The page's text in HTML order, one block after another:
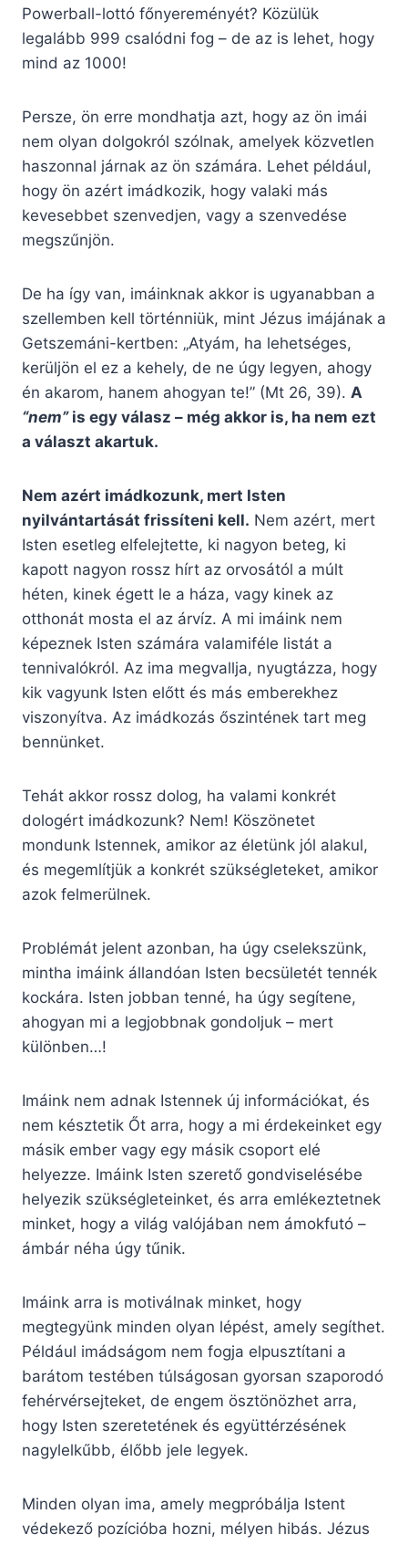
Powerball-lottó főnyereményét? Közülük
legalább 999 csalódni fog – de az is lehet, hogy
mind az 1000!
Persze, ön erre mondhatja azt, hogy az ön imái
nem olyan dolgokról szólnak, amelyek közvetlen
haszonnal járnak az ön számára. Lehet például,
hogy ön azért imádkozik, hogy valaki más
kevesebbet szenvedjen, vagy a szenvedése
megszűnjön.
De ha így van, imáinknak akkor is ugyanabban a
szellemben kell történniük, mint Jézus imájának a
Getszemáni-kertben: „Atyám, ha lehetséges,
kerüljön el ez a kehely, de ne úgy legyen, ahogy
én akarom, hanem ahogyan te!” (Mt 26, 39). A
“nem”is egy válasz – még akkor is, ha nem ezt
a választ akartuk.
Nem azért imádkozunk, mert Isten
nyilvántartását frissíteni kell. Nem azért, mert
Isten esetleg elfelejtette, ki nagyon beteg, ki
kapott nagyon rossz hírt az orvosától a múlt
héten, kinek égett le a háza, vagy kinek az
otthonát mosta el az árvíz. A mi imáink nem
képeznek Isten számára valamiféle listát a
tennivalókról. Az ima megvallja, nyugtázza, hogy
kik vagyunk Isten előtt és más emberekhez
viszonyítva. Az imádkozás őszintének tart meg
bennünket.
Tehát akkor rossz dolog, ha valami konkrét
dologért imádkozunk? Nem! Köszönetet
mondunk Istennek, amikor az életünk jól alakul,
és megemlítjük a konkrét szükségleteket, amikor
azok felmerülnek.
Problémát jelent azonban, ha úgy cselekszünk,
mintha imáink állandóan Isten becsületét tennék
kockára. Isten jobban tenné, ha úgy segítene,
ahogyan mi a legjobbnak gondoljuk – mert
különben…!
Imáink nem adnak Istennek új információkat, és
nem késztetik Őt arra, hogy a mi érdekeinket egy
másik ember vagy egy másik csoport elé
helyezze. Imáink Isten szerető gondviselésébe
helyezik szükségleteinket, és arra emlékeztetnek
minket, hogy a világ valójában nem ámokfutó –
ámbár néha úgy tűnik.
Imáink arra is motiválnak minket, hogy
megtegyünk minden olyan lépést, amely segíthet.
Például imádságom nem fogja elpusztítani a
barátom testében túlságosan gyorsan szaporodó
fehérvérsejteket, de engem ösztönözhet arra,
hogy Isten szeretetének és együttérzésének
nagylelkűbb, élőbb jele legyek.
Minden olyan ima, amely megpróbálja Istent
védekező pozícióba hozni, mélyen hibás. Jézus